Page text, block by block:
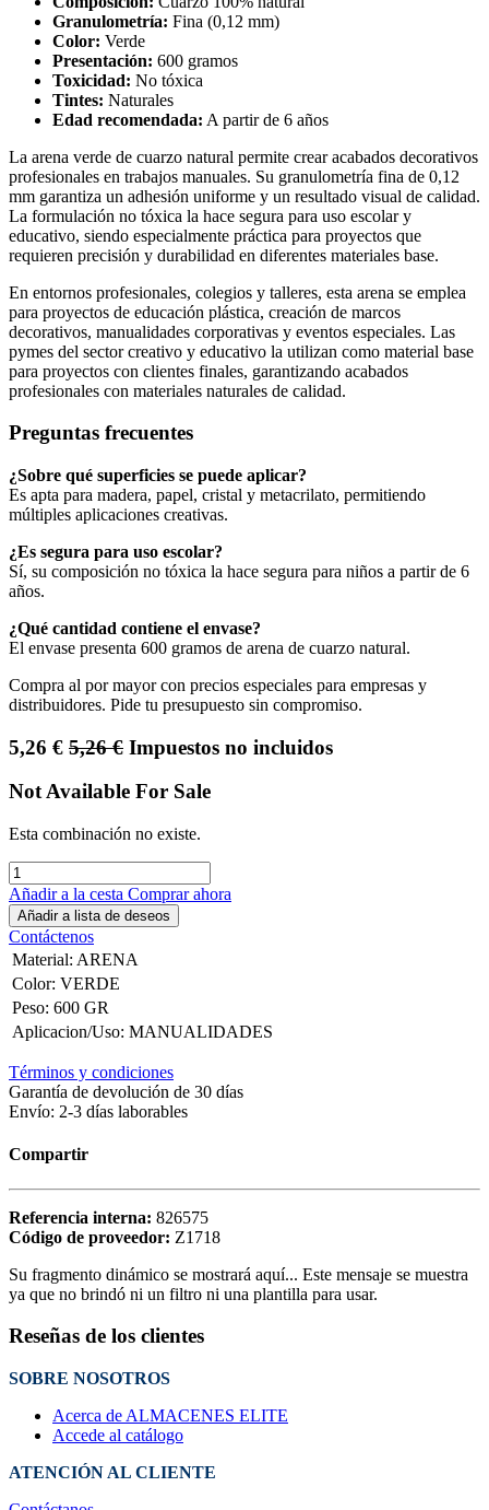
Granulometría: Fina (0,12 mm)
Color: Verde
Presentación: 600 gramos
Toxicidad: No tóxica
Tintes: Naturales
Edad recomendada: A partir de 6 años
La arena verde de cuarzo natural permite crear acabados decorativos
profesionales en trabajos manuales. Su granulometría fina de 0,12
mm garantiza un adhesión uniforme y un resultado visual de calidad.
La formulación no tóxica la hace segura para uso escolar y
educativo, siendo especialmente práctica para proyectos que
requieren precisión y durabilidad en diferentes materiales base.
En entornos profesionales, colegios y talleres, esta arena se emplea
para proyectos de educación plástica, creación de marcos
decorativos, manualidades corporativas y eventos especiales. Las
pymes del sector creativo y educativo la utilizan como material base
para proyectos con clientes finales, garantizando acabados
profesionales con materiales naturales de calidad.
Preguntas frecuentes
¿Sobre qué superficies se puede aplicar?
Es apta para madera, papel, cristal y metacrilato, permitiendo
múltiples aplicaciones creativas.
¿Es segura para uso escolar?
Sí, su composición no tóxica la hace segura para niños a partir de 6
años.
¿Qué cantidad contiene el envase?
El envase presenta 600 gramos de arena de cuarzo natural.
Compra al por mayor con precios especiales para empresas y
distribuidores. Pide tu presupuesto sin compromiso.
5,26 € 5,26€ Impuestos no incluidos
Not Available For Sale
Esta combinación no existe.
Añadir a la cesta Comprar ahora
Añadir a lista de deseos
Contáctenos
Material: ARENA
Color: VERDE
Peso: 600 GR
Aplicacion/Uso: MANUALIDADES
Términos y condiciones
Garantía de devolución de 30 días
Envío: 2-3 días laborables
Compartir
Referencia interna: 826575
Código de proveedor: Z1718
Su fragmento dinámico se mostrará aquí... Este mensaje se muestra
ya que no brindó ni un filtro ni una plantilla para usar.
Reseñas de los clientes
SOBRE NOSOTROS
Acerca de ALMACENES ELITE
Accede al catálogo
ATENCIÓN AL CLIENTE